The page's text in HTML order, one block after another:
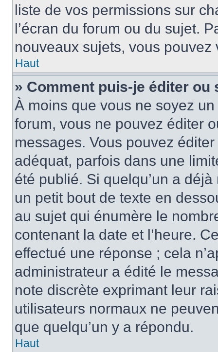
liste de vos permissions sur
l’écran du forum ou du sujet.
nouveaux sujets, vous
Haut
» Comment puis-je éditer
À moins que vous ne soyez
forum, vous ne pouvez éditer
messages. Vous pouvez
adéquat, parfois dans une
été publié. Si quelqu’un a
un petit bout de texte en
au sujet qui énumère le
contenant la date et l’heure.
effectué une réponse ; cela
administrateur a édité le
note discrète exprimant leur
utilisateurs normaux ne
que quelqu’un y a répondu.
Haut